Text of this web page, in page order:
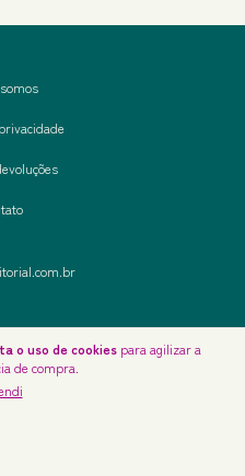
o uso de cookiespara agilizar a
de compra.
- 2026. Todos os direitos reservados.